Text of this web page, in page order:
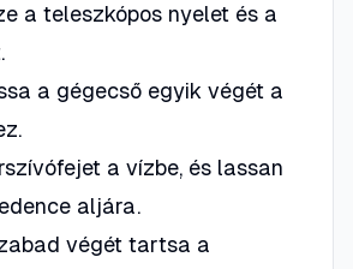
a teleszkópos nyelet és a
a gégecső egyik végét a
a vízbe, és lassan
aljára.
végét tartsa a